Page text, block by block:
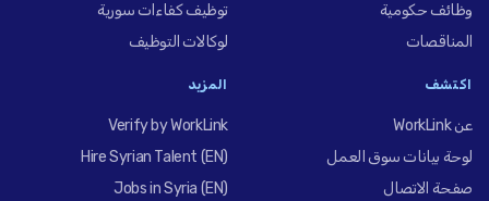
وظائف حكومية
المناقصات
توظيف كفاءات سورية
لوكالات التوظيف
اكتشف
عن WorkLink
لوحة بيانات سوق العمل
صفحة الاتصال
المزيد
Verify by WorkLink
Hire Syrian Talent (EN)
Jobs in Syria (EN)